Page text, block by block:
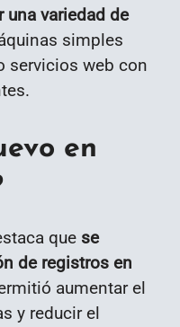
una variedad de
simples
servicios web con
en
que se
de registros en
aumentar el
y reducir el